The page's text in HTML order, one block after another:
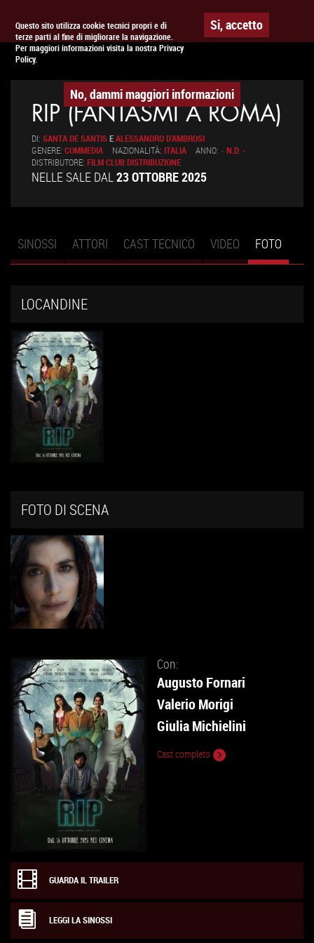
Questo sito utilizza cookie tecnici propri e di
terze parti al fine di migliorare la navigazione.
Per maggiori informazioni visita la nostra Privacy
Policy.
Si, accetto
No, dammi maggiori informazioni
APPUNTAMENTO AL CINEMA
RIP (FANTASMI A ROMA)
DI: SANTA DE SANTISEALESSANDRO D'AMBROSI
GENERE: COMMEDIA NAZIONALITÀ: ITALIA ANNO: - N.D. -
DISTRIBUTORE: FILM CLUB DISTRIBUZIONE
NELLE SALE DAL23 OTTOBRE 2025
Schede primarie
SINOSSI ATTORI CAST TECNICO VIDEO FOTO
LOCANDINE
FOTO DI SCENA
Con:
Augusto Fornari
Valerio Morigi
Giulia Michielini
Cast completo
GUARDA IL TRAILER
LEGGI LA SINOSSI